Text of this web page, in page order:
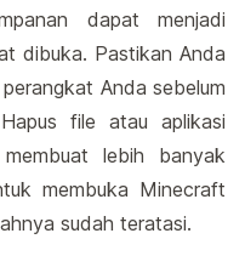
dapat menjadi
dibuka. Pastikan Anda
Anda sebelum
file atau aplikasi
lebih banyak
membuka Minecraft
sudah teratasi.